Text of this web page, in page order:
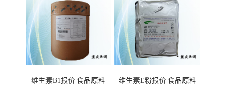
维生素B1报价|食品原料 维生素E粉报价|食品原料